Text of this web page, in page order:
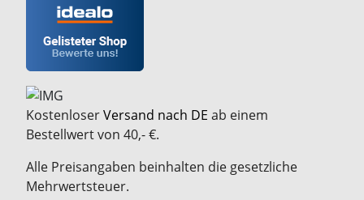
KostenloserVersand nach DE ab einem
Bestellwert von 40,- €.
Alle Preisangaben beinhalten die gesetzliche
Mehrwertsteuer.